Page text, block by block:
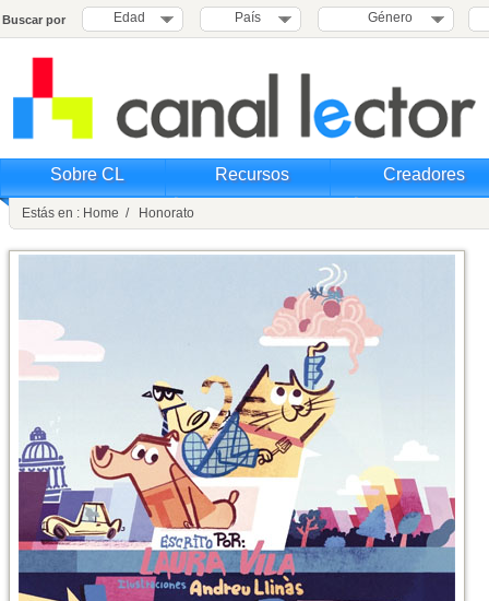
Buscar por Edad País Género
Sobre CL Recursos Creadores
Estás en : Home / Honorato